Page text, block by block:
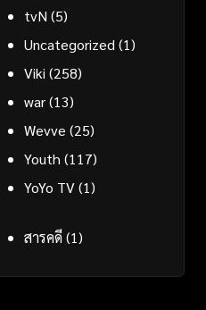
tvN (5)
Uncategorized (1)
Viki (258)
war(13)
Wevve (25)
Youth (117)
YoYo TV(1)
สารคดี(1)